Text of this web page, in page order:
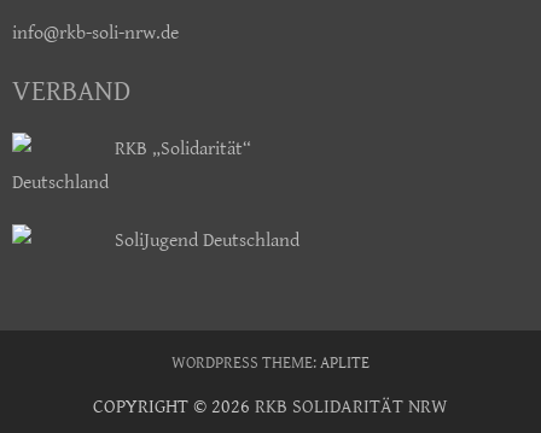
info@rkb-soli-nrw.de
VERBAND
RKB „Solidarität“
Deutschland
SoliJugend Deutschland
WORDPRESS THEME:APLITE
COPYRIGHT © 2026 RKB SOLIDARITÄT NRW